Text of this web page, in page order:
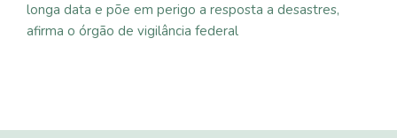
longa data e põe em perigo a resposta a desastres,
afirma o órgão de vigilância federal